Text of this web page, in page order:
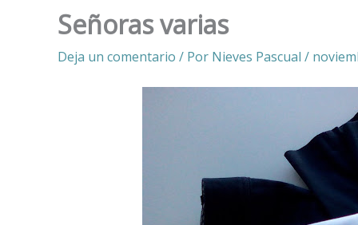
Señoras varias
Deja un comentario / Por Nieves Pascual /